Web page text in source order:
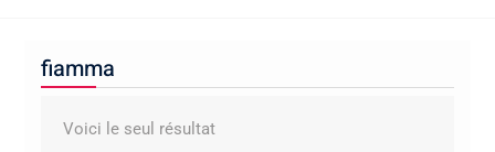
fiamma
Voici le seul résultat